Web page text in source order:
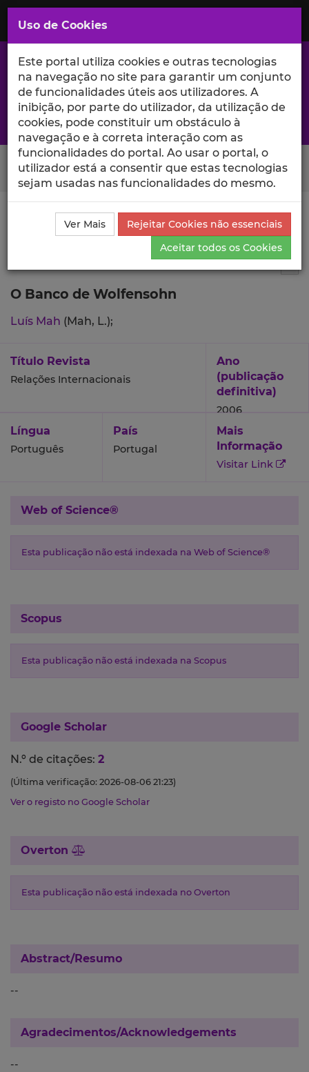
Saltar
para
Conteúdo
Principal
A excelência da investigação e ciência no Iscte
Search Button
Ciência_Iscte Publicações
Descrição Detalhada da
Publicação
O Banco de Wolfensohn
Luís Mah (Mah, L.);
Título Revista
Relações Internacionais
Ano
(publicação
definitiva)
2006
Língua
Português
País
Portugal
Mais
Informação
Visitar Link
Web of Science®
Esta publicação não está indexada na Web of Science®
Scopus
Esta publicação não está indexada na Scopus
Google Scholar
N.º de citações: 2
(Última verificação: 2026-08-06 21:23)
Ver o registo no Google Scholar
Overton
Esta publicação não está indexada no Overton
Abstract/Resumo
--
Agradecimentos/Acknowledgements
--
Uso de Cookies
Este portal utiliza cookies e outras tecnologias
na navegação no site para garantir um conjunto
de funcionalidades úteis aos utilizadores. A
inibição, por parte do utilizador, da utilização de
cookies, pode constituir um obstáculo à
navegação e à correta interação com as
funcionalidades do portal. Ao usar o portal, o
utilizador está a consentir que estas tecnologias
sejam usadas nas funcionalidades do mesmo.
Ver Mais
Rejeitar Cookies não essenciais
Aceitar todos os Cookies